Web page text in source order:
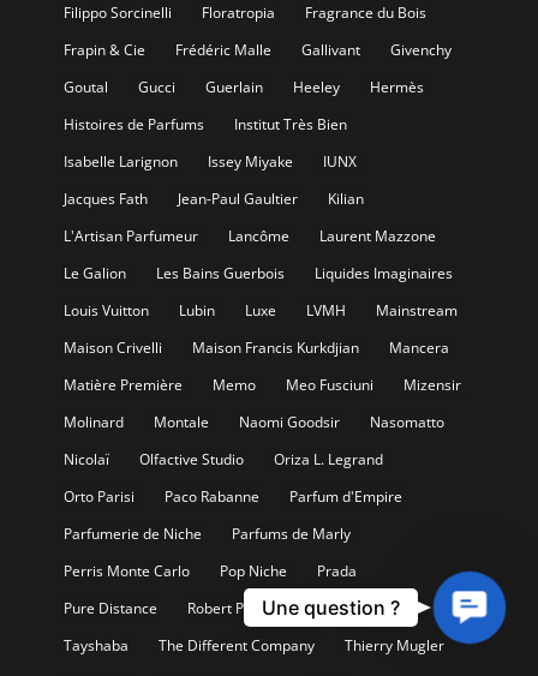
Filippo Sorcinelli
Floratropia
Fragrance du Bois
Frapin & Cie
Frédéric Malle Gallivant
Givenchy
Goutal
Gucci Guerlain Heeley
Hermès
Histoires de Parfums
Institut Très Bien
Isabelle Larignon
Issey Miyake
IUNX
Jacques Fath
Jean-Paul Gaultier
Kilian
L'Artisan Parfumeur
Lancôme
Laurent Mazzone
Le Galion
Les Bains Guerbois
Liquides Imaginaires
Louis Vuitton
Lubin Luxe LVMH
Mainstream
Maison Crivelli
Maison Francis Kurkdjian
Mancera
Matière Première
Memo Meo Fusciuni
Mizensir
Molinard
Montale Naomi Goodsir
Nasomatto
Nicolaï
Olfactive Studio
Oriza L. Legrand
Orto Parisi
Paco Rabanne
Parfum d'Empire
Parfumerie de Niche
Parfums de Marly
Perris Monte Carlo
Pop Niche
Prada
Pure Distance
Robert Piguet
Serge Lutens
Tayshaba
The Different Company
Thierry Mugler
Contact
Une question ?